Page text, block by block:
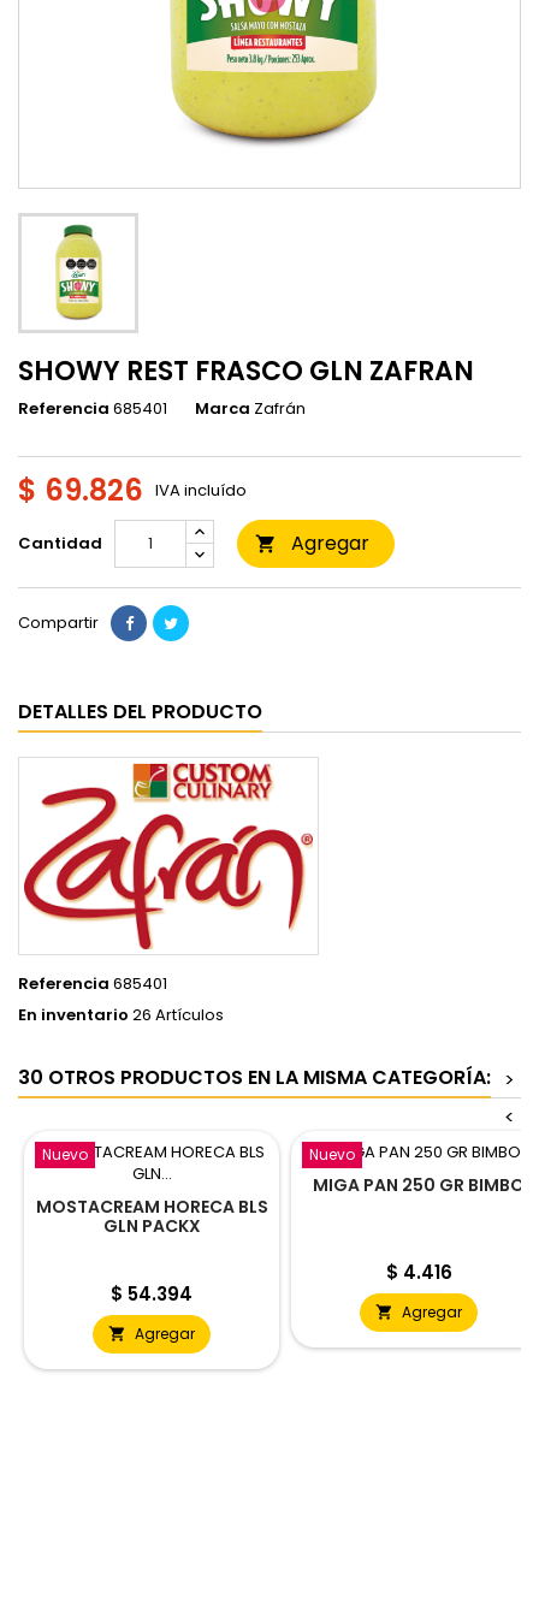
SHOWY REST FRASCO GLN ZAFRAN
Referencia 685401 Marca Zafrán
$ 69.826 IVA incluído
Cantidad  Agregar
Compartir
DETALLES DEL PRODUCTO
Referencia 685401
En inventario 26 Artículos
30 OTROS PRODUCTOS EN LA MISMA CATEGORÍA: >
<
Nuevo
MOSTACREAM HORECA BLS
GLN PACKX
Precio
$ 54.394
 Agregar
Nuevo
MIGA PAN 250 GR BIMBO
Precio
$ 4.416
 Agregar